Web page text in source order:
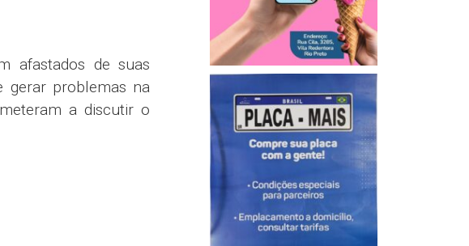
afastados de suas
gerar problemas na
a discutir o